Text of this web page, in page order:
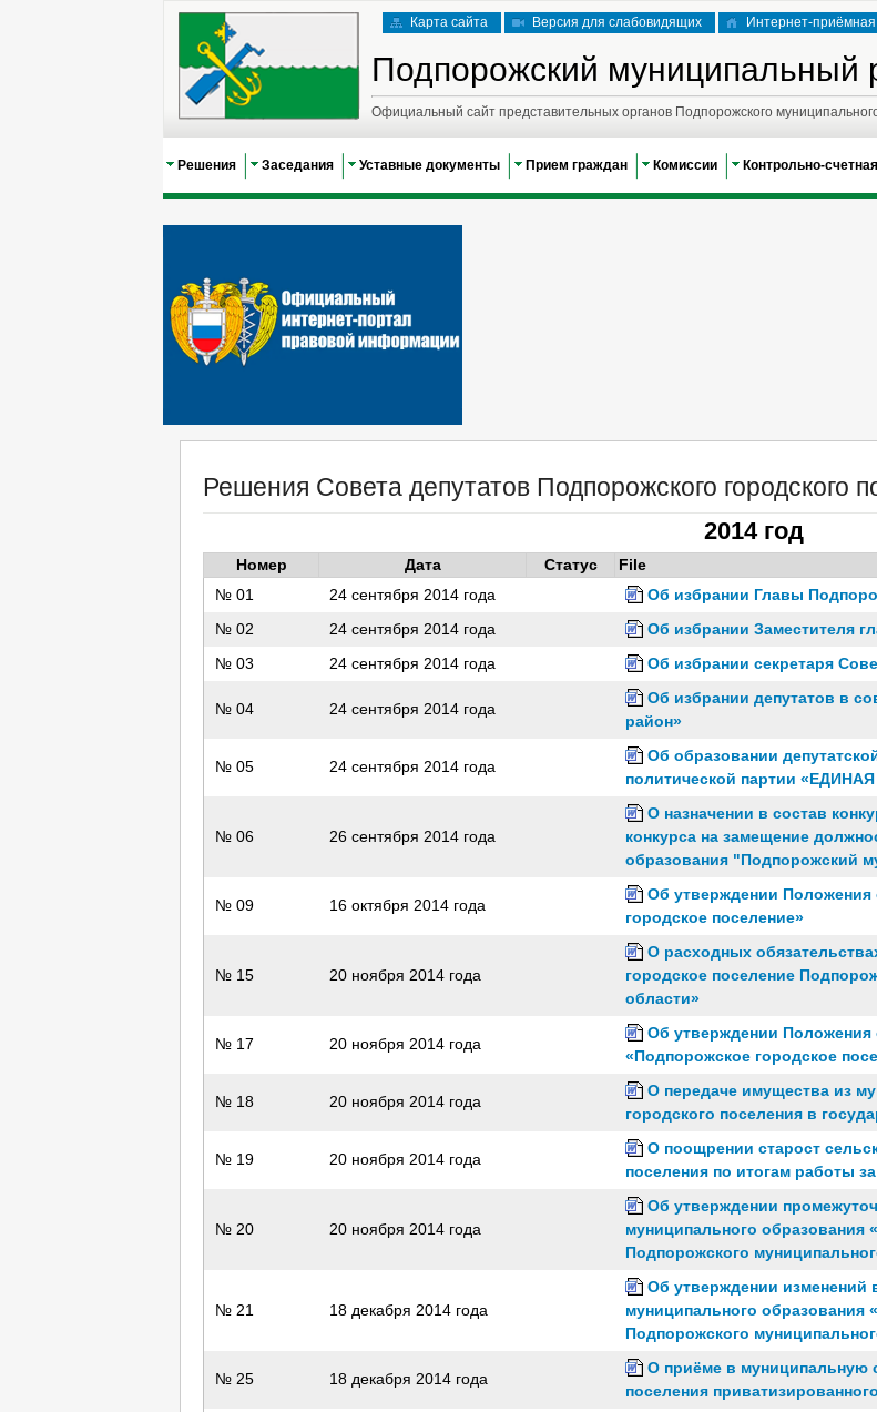
Карта сайта Версия для слабовидящих Интернет-приёмная
Подпорожский муниципальный
Официальный сайт представительных органов Подпорожского
Решения Заседания Уставные документы Прием граждан Комиссии Контрольно-
Решения Совета депутатов Подпорожского городского
2014 год
Номер Дата Статус
File
№ 01
24 сентября 2014 года Об избрании Главы
№ 02 24 сентября 2014 года Об избрании Заместителя
№ 03 24 сентября 2014 года Об избрании секретаря
№ 04 24 сентября 2014 года
Об избрании депутатов в
район»
№ 05 24 сентября 2014 года
Об образовании
политической партии
№ 06 26 сентября 2014 года
О назначении в состав
конкурса на замещение
образования "Подпорожский
№ 09 16 октября 2014 года
Об утверждении Положения
городское поселение»
№ 15 20 ноября 2014 года
О расходных
городское поселение
области»
№ 17 20 ноября 2014 года
Об утверждении Положения
«Подпорожское городское
№ 18 20 ноября 2014 года
О передаче имущества из
городского поселения в
№ 19 20 ноября 2014 года
О поощрении старост
поселения по итогам работы
№ 20 20 ноября 2014 года
Об утверждении
муниципального образования
Подпорожского
№ 21 18 декабря 2014 года
Об утверждении изменений
муниципального образования
Подпорожского
№ 25 18 декабря 2014 года
О приёме в муниципальную
поселения